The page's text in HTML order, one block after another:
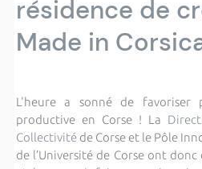
résidence de
Made in
L'heure a sonné de favoriser
productive en Corse ! La
Collectivitéde Corse et le Pôle
de l’Université de Corse ont